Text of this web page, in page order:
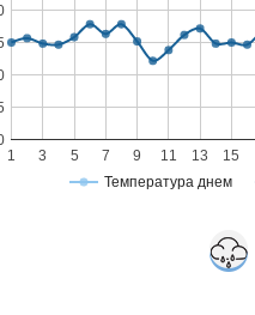
Температура днем
1 3 5 7 9 11 13 15